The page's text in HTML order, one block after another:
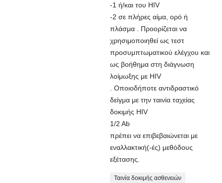
-1 ή/και του HIV
-2 σε πλήρες αίμα, ορό ή
πλάσμα . Προορίζεται να
χρησιμοποιηθεί ως τεστ
προσυμπτωματικού ελέγχου και
ως βοήθημα στη διάγνωση
λοίμωξης με HIV
. Οποιοδήποτε αντιδραστικό
δείγμα με την ταινία ταχείας
δοκιμής HIV
1/2 Ab
πρέπει να επιβεβαιώνεται με
εναλλακτική(-ές) μεθόδους
εξέτασης.
Ταινία δοκιμής ασθενειών